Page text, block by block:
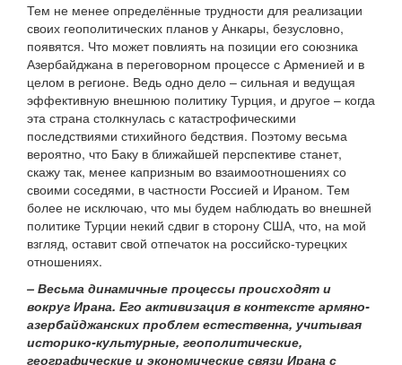
Тем не менее определённые трудности для реализации
своих геополитических планов у Анкары, безусловно,
появятся. Что может повлиять на позиции его союзника
Азербайджана в переговорном процессе с Арменией и в
целом в регионе. Ведь одно дело – сильная и ведущая
эффективную внешнюю политику Турция, и другое – когда
эта страна столкнулась с катастрофическими
последствиями стихийного бедствия. Поэтому весьма
вероятно, что Баку в ближайшей перспективе станет,
скажу так, менее капризным во взаимоотношениях со
своими соседями, в частности Россией и Ираном. Тем
более не исключаю, что мы будем наблюдать во внешней
политике Турции некий сдвиг в сторону США, что, на мой
взгляд, оставит свой отпечаток на российско-турецких
отношениях.
– Весьма динамичные процессы происходят и
вокруг Ирана. Его активизация в контексте армяно-
азербайджанских проблем естественна, учитывая
историко-культурные, геополитические,
географические и экономические связи Ирана с